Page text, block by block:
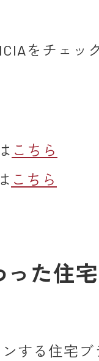
をチェッ
こちら
こちら
た住
する住宅